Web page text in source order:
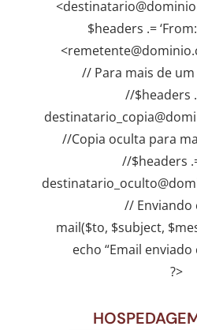
$headers .=
// Para mais de
//$headers
//Copia oculta para
//$headers
// Enviando
mail($to, $subject,
echo “Email enviado
?>